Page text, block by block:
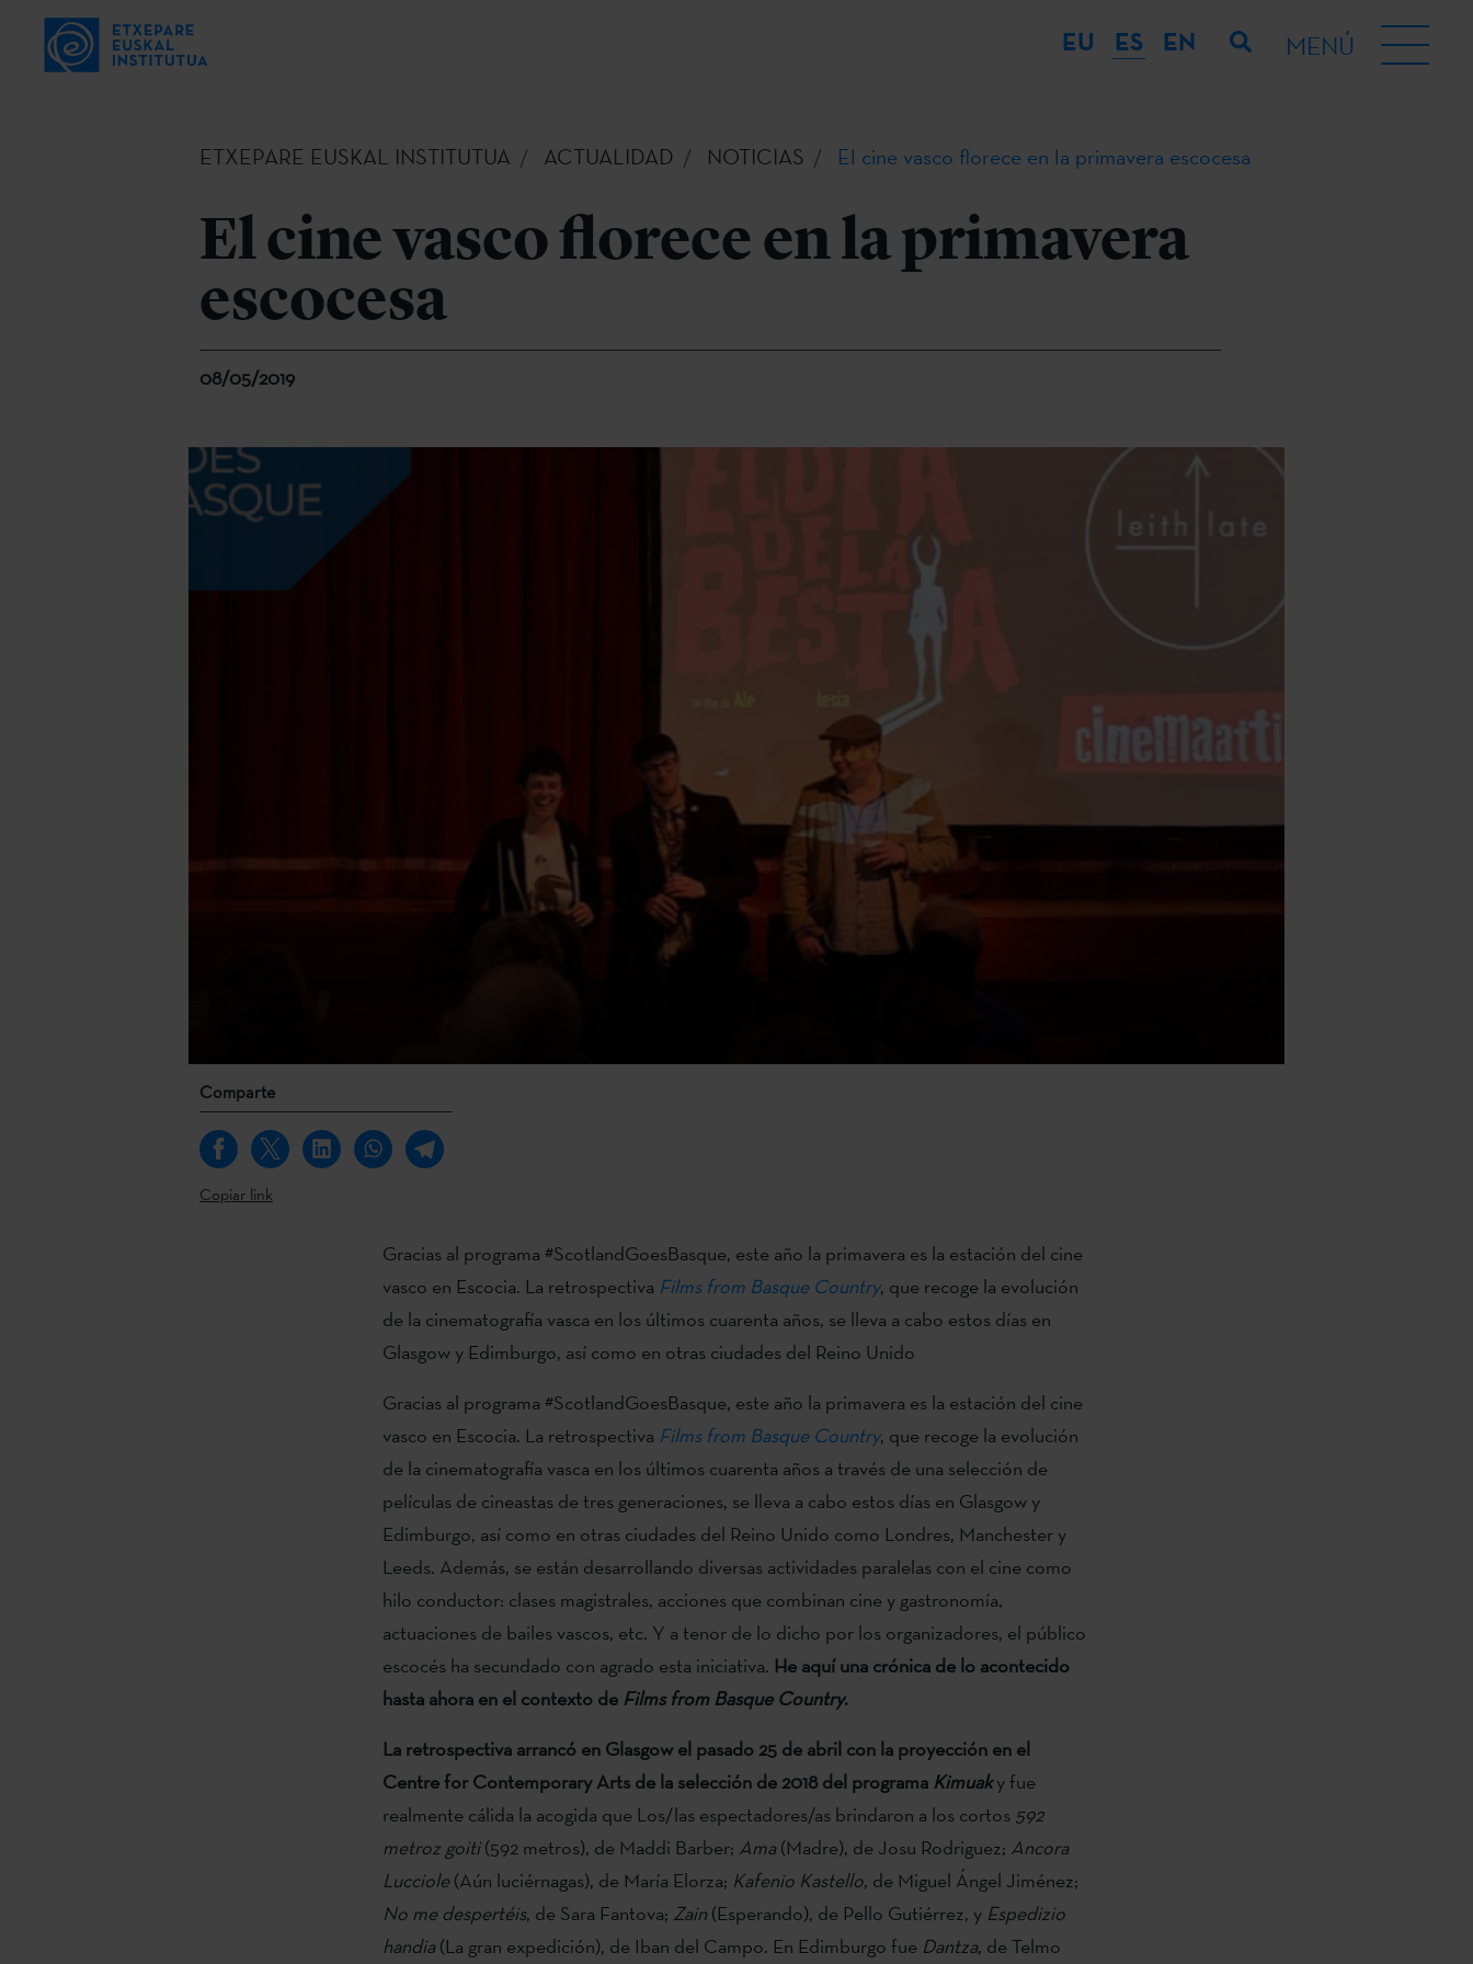
EU ES EN MENÚ
ETXEPARE EUSKAL INSTITUTUA ACTUALIDAD NOTICIAS El cine vasco florece en la primavera escocesa
El cine vasco florece en la primavera
escocesa
08/05/2019
Comparte
Copiar link
Gracias al programa #ScotlandGoesBasque, este año la primavera es la estación del cine
vasco en Escocia. La retrospectiva Films from Basque Country, que recoge la evolución
de la cinematografía vasca en los últimos cuarenta años, se lleva a cabo estos días en
Glasgow y Edimburgo, así como en otras ciudades del Reino Unido
Gracias al programa #ScotlandGoesBasque, este año la primavera es la estación del cine
vasco en Escocia. La retrospectiva Films from Basque Country, que recoge la evolución
de la cinematografía vasca en los últimos cuarenta años a través de una selección de
películas de cineastas de tres generaciones, se lleva a cabo estos días en Glasgow y
Edimburgo, así como en otras ciudades del Reino Unido como Londres, Manchester y
Leeds. Además, se están desarrollando diversas actividades paralelas con el cine como
hilo conductor: clases magistrales, acciones que combinan cine y gastronomía,
actuaciones de bailes vascos, etc. Y a tenor de lo dicho por los organizadores, el público
escocés ha secundado con agrado esta iniciativa. He aquí una crónica de lo acontecido
hasta ahora en el contexto de Films from Basque Country.
La retrospectiva arrancó en Glasgow el pasado 25 de abril con la proyección en el
Centre for Contemporary Arts de la selección de 2018 del programa Kimuak y fue
realmente cálida la acogida que Los/las espectadores/as brindaron a los cortos 592
metroz goiti(592 metros), de Maddi Barber; Ama(Madre), de Josu Rodriguez; Ancora
Lucciole(Aún luciérnagas), de María Elorza; Kafenio Kastello, de Miguel Ángel Jiménez;
No me despertéis, de Sara Fantova; Zain(Esperando), de Pello Gutiérrez, y Espedizio
handia(La gran expedición), de Iban del Campo. En Edimburgo fue Dantza, de Telmo